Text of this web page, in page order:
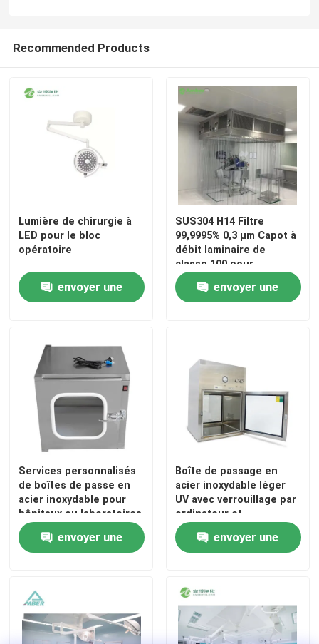
Recommended Products
Lumière de chirurgie à
LED pour le bloc
opératoire
envoyer une
SUS304 H14 Filtre
99,9995% 0,3 μm Capot à
débit laminaire de
classe 100 pour
laboratoire
envoyer une
Services personnalisés
de boîtes de passe en
acier inoxydable pour
hôpitaux ou laboratoires
envoyer une
Boîte de passage en
acier inoxydable léger
UV avec verrouillage par
ordinateur et
manomètre de pression
envoyer une